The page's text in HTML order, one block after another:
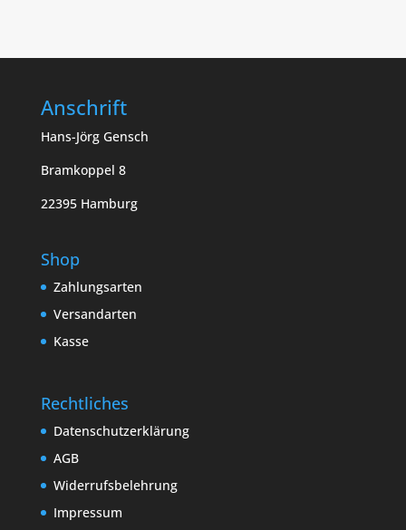
Anschrift
Hans-Jörg Gensch
Bramkoppel 8
22395 Hamburg
Shop
Zahlungsarten
Versandarten
Kasse
Rechtliches
Datenschutzerklärung
AGB
Widerrufsbelehrung
Impressum